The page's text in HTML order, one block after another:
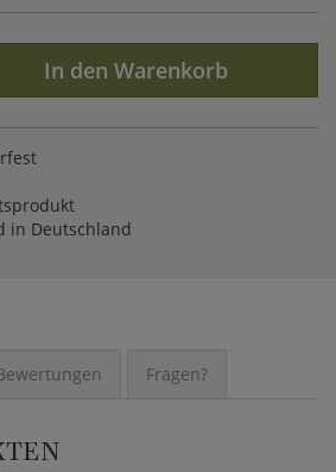
In den Warenkorb
in Deutschland
Fragen?